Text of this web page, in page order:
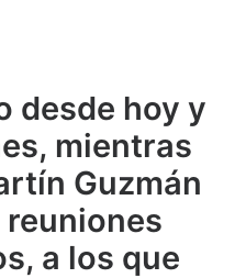
desde hoy y
mientras
Guzmán
a los que